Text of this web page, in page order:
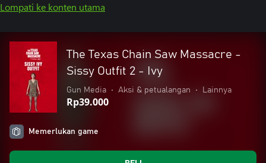
Lompati ke konten utama
The Texas Chain Saw Massacre -
Sissy Outfit 2 - Ivy
Gun Media • Aksi & petualangan • Lainnya
Rp39.000
Memerlukan game